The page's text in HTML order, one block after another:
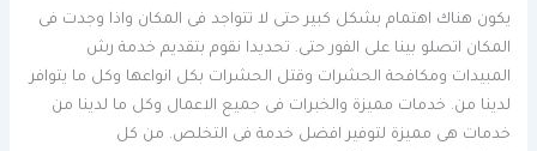
يكون هناك اهتمام بشكل كبير حتى لا تتواجد فى المكان واذا وجدت فى
المكان اتصلو بينا على الفور حتى. تحديدا نقوم بتقديم خدمة رش
المبيدات ومكافحة الحشرات وقتل الحشرات بكل انواعها وكل ما يتوافر
لدينا من. خدمات مميزة والخبرات فى جميع الاعمال وكل ما لدينا من
خدمات هى مميزة لتوفير افضل خدمة فى التخلص. من كل